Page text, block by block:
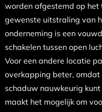
worden afgestemd op het
gewenste uitstraling van
onderneming is een
schakelen tussen open
Voor een andere locatie
overkapping beter,
schaduw nauwkeurig
maakt het mogelijk om